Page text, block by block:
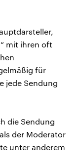
mit ihren oft
für
jede Sendung
die Sendung
der Moderator
unter anderem